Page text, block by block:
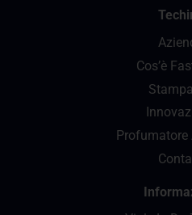
Cos’è
Profumatore